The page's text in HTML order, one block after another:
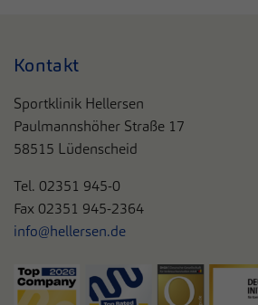
Kontakt
Sportklinik Hellersen
Paulmannshöher Straße 17
58515 Lüdenscheid
Tel. 02351 945-0
Fax 02351 945-2364
info@hellersen.de